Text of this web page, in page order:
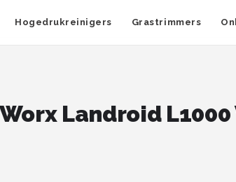
Hogedrukreinigers Grastrimmers
Landroid L1000